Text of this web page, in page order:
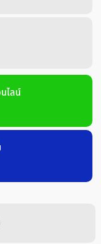
ไลน์